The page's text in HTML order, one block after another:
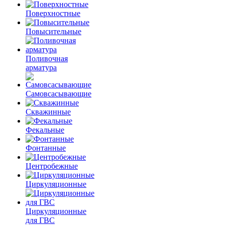
Поверхностные
Повысительные
Поливочная
арматура
Самовсасывающие
Скважинные
Фекальные
Фонтанные
Центробежные
Циркуляционные
Циркуляционные
для ГВС